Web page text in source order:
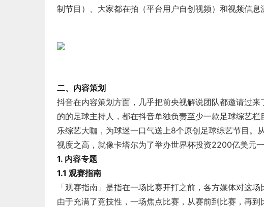
制节目）、大家都在拍（平台用户自创视频）和视频信息
二、内容策划
抖音在内容策划方面，几乎把前央视解说团队都邀请过
的的足球主持人，都在抖音单独负责至少一款足球综艺
乐综艺大咖，为球迷一口气送上8个原创足球综艺节目。
视度之高，就像卡塔尔为了举办世界杯投资2200亿美元
1. 内容专题
1.1 观赛指南
「观赛指南」是指在一场比赛开打之前，各方媒体对这
由于充满了竞技性，一场焦点比赛，从赛前到比赛，再